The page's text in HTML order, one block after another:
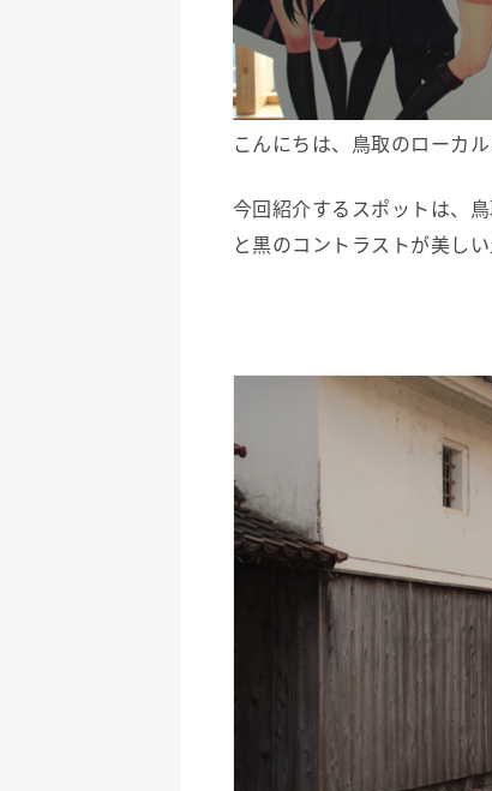
こんにちは、鳥取のローカ
今回紹介するスポットは、
と黒のコントラストが美し